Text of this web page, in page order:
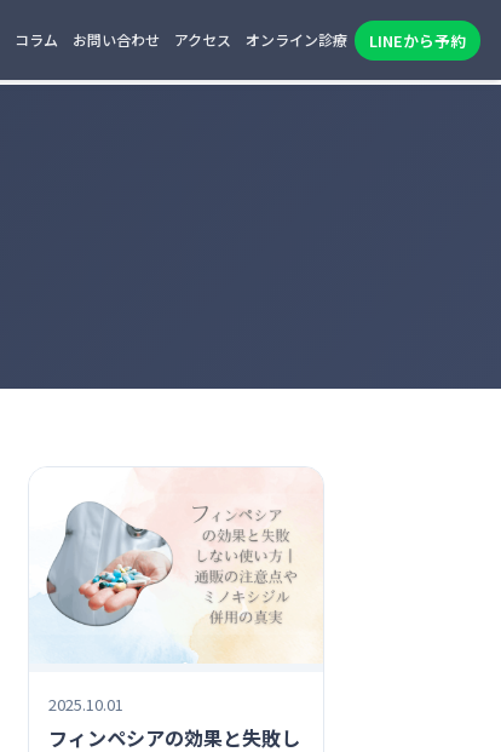
コラム お問い合わせ アクセス オンライン診療 LINEから予約
2025.10.01
フィンペシアの効果と失敗し